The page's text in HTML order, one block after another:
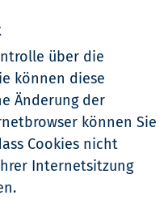
über die
können diese
Änderung der
können Sie
Cookies nicht
Internetsitzung